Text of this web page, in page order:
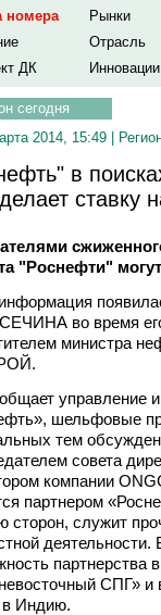
номера
Рынки
Отрасль
ДК
Инновации
сегодня
2014, 15:49 |
в
ставку
"Роснефти"
СЕЧИНА во время
министра
шельфовые
тем
совета
компании
партнером
сторон, служит
деятельности.
партнерства
СПГ» и
Индию.